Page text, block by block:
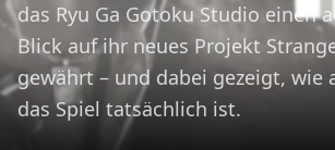
das Ryu Ga Gotoku Studio einen
Blick auf ihr neues Projekt
gewährt – und dabei gezeigt, wie
das Spiel tatsächlich ist.